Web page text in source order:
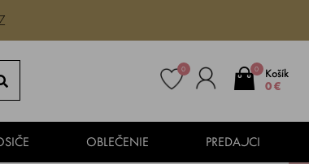
0
Košík
0 €
0
OBLEČENIE PREDAJCI